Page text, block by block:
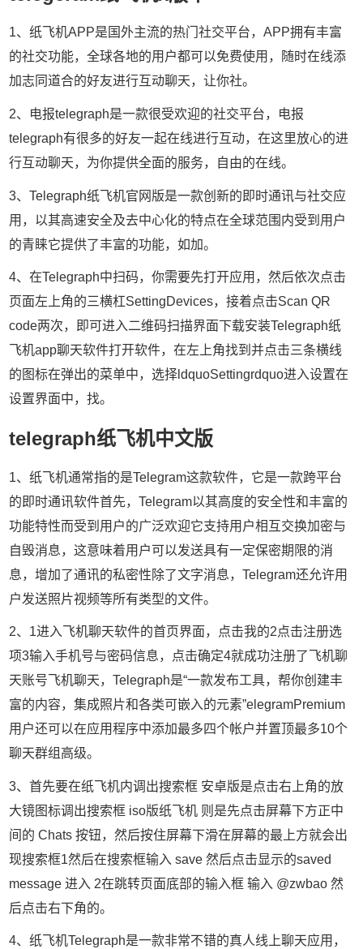
1、纸飞机APP是国外主流的热门社交平台，APP拥有丰富
的社交功能，全球各地的用户都可以免费使用，随时在线添
加志同道合的好友进行互动聊天，让你社。
2、电报telegraph是一款很受欢迎的社交平台，电报
telegraph有很多的好友一起在线进行互动，在这里放心的进
行互动聊天，为你提供全面的服务，自由的在线。
3、Telegraph纸飞机官网版是一款创新的即时通讯与社交应
用，以其高速安全及去中心化的特点在全球范围内受到用户
的青睐它提供了丰富的功能，如加。
4、在Telegraph中扫码，你需要先打开应用，然后依次点击
页面左上角的三横杠SettingDevices，接着点击Scan QR
code两次，即可进入二维码扫描界面下载安装Telegraph纸
飞机app聊天软件打开软件，在左上角找到并点击三条横线
的图标在弹出的菜单中，选择ldquoSettingrdquo进入设置在
设置界面中，找。
telegraph纸飞机中文版
1、纸飞机通常指的是Telegram这款软件，它是一款跨平台
的即时通讯软件首先，Telegram以其高度的安全性和丰富的
功能特性而受到用户的广泛欢迎它支持用户相互交换加密与
自毁消息，这意味着用户可以发送具有一定保密期限的消
息，增加了通讯的私密性除了文字消息，Telegram还允许用
户发送照片视频等所有类型的文件。
2、1进入飞机聊天软件的首页界面，点击我的2点击注册选
项3输入手机号与密码信息，点击确定4就成功注册了飞机聊
天账号飞机聊天，Telegraph是“一款发布工具，帮你创建丰
富的内容，集成照片和各类可嵌入的元素”elegramPremium
用户还可以在应用程序中添加最多四个帐户并置顶最多10个
聊天群组高级。
3、首先要在纸飞机内调出搜索框 安卓版是点击右上角的放
大镜图标调出搜索框 iso版纸飞机 则是先点击屏幕下方正中
间的 Chats 按钮，然后按住屏幕下滑在屏幕的最上方就会出
现搜索框1然后在搜索框输入 save 然后点击显示的saved
message 进入 2在跳转页面底部的输入框 输入 @zwbao 然
后点击右下角的。
4、纸飞机Telegraph是一款非常不错的真人线上聊天应用，